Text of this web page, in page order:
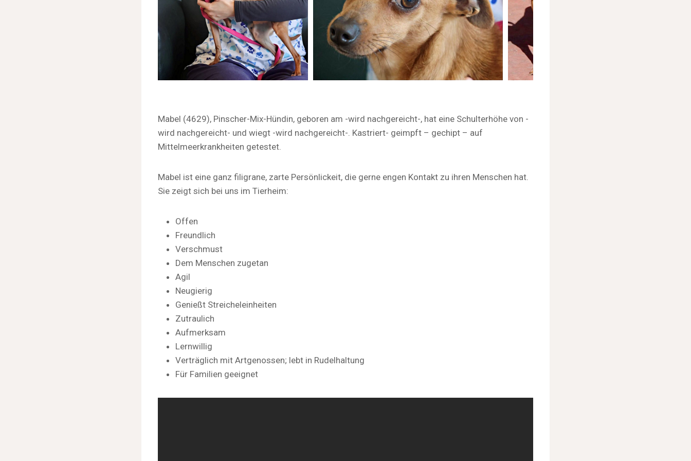
Mabel (4629), Pinscher-Mix-Hündin, geboren am -wird nachgereicht-, hat eine Schulterhöhe von -
wird nachgereicht- und wiegt -wird nachgereicht-. Kastriert- geimpft – gechipt – auf
Mittelmeerkrankheiten getestet.
Mabel ist eine ganz filigrane, zarte Persönlickeit, die gerne engen Kontakt zu ihren Menschen hat.
Sie zeigt sich bei uns im Tierheim:
Offen
Freundlich
Verschmust
Dem Menschen zugetan
Agil
Neugierig
Genießt Streicheleinheiten
Zutraulich
Aufmerksam
Lernwillig
Verträglich mit Artgenossen; lebt in Rudelhaltung
Für Familien geeignet